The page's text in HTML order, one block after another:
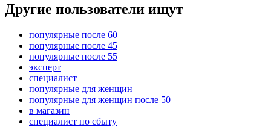
Другие пользователи ищут
популярные после 60
популярные после 45
популярные после 55
эксперт
специалист
популярные для женщин
популярные для женщин после 50
в магазин
специалист по сбыту